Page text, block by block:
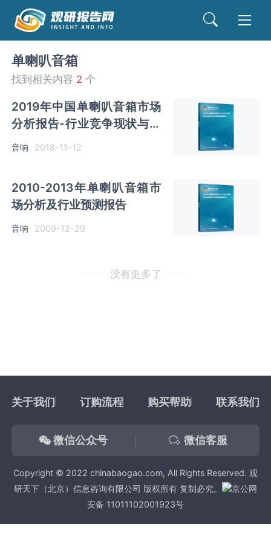
单喇叭音箱
找到相关内容 2 个
2019年中国单喇叭音箱市场
分析报告-行业竞争现状与发
展前景评估
音响 2018-11-12
2010-2013年单喇叭音箱市
场分析及行业预测报告
音响 2009-12-29
没有更多了
关于我们 订购流程 购买帮助 联系我们
微信公众号 微信客服
Copyright © 2022 chinabaogao.com, All Rights Reserved. 观
研天下（北京）信息咨询有限公司 版权所有 复制必究。
京公网
安备 11011102001923号